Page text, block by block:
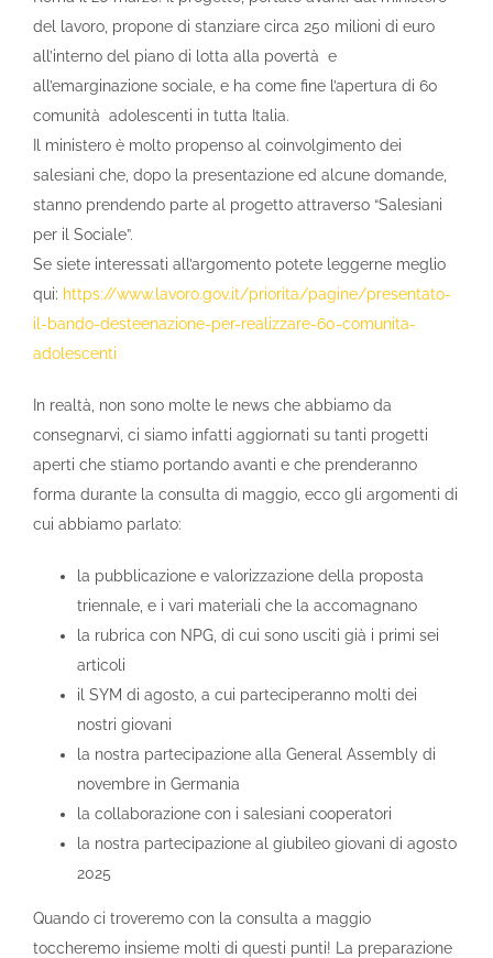
del lavoro, propone di stanziare circa 250 milioni di euro
all’interno del piano di lotta alla povertà e
all’emarginazione sociale, e ha come fine l’apertura di 60
comunità adolescenti in tutta Italia.
Il ministero è molto propenso al coinvolgimento dei
salesiani che, dopo la presentazione ed alcune domande,
stanno prendendo parte al progetto attraverso “Salesiani
per il Sociale”.
Se siete interessati all’argomento potete leggerne meglio
qui: https://www.lavoro.gov.it/priorita/pagine/presentato-
il-bando-desteenazione-per-realizzare-60-comunita-
adolescenti
In realtà, non sono molte le news che abbiamo da
consegnarvi, ci siamo infatti aggiornati su tanti progetti
aperti che stiamo portando avanti e che prenderanno
forma durante la consulta di maggio, ecco gli argomenti di
cui abbiamo parlato:
la pubblicazione e valorizzazione della proposta
triennale, e i vari materiali che la accomagnano
la rubrica con NPG, di cui sono usciti già i primi sei
articoli
il SYM di agosto, a cui parteciperanno molti dei
nostri giovani
la nostra partecipazione alla General Assembly di
novembre in Germania
la collaborazione con i salesiani cooperatori
la nostra partecipazione al giubileo giovani di agosto
2025
Quando ci troveremo con la consulta a maggio
toccheremo insieme molti di questi punti! La preparazione